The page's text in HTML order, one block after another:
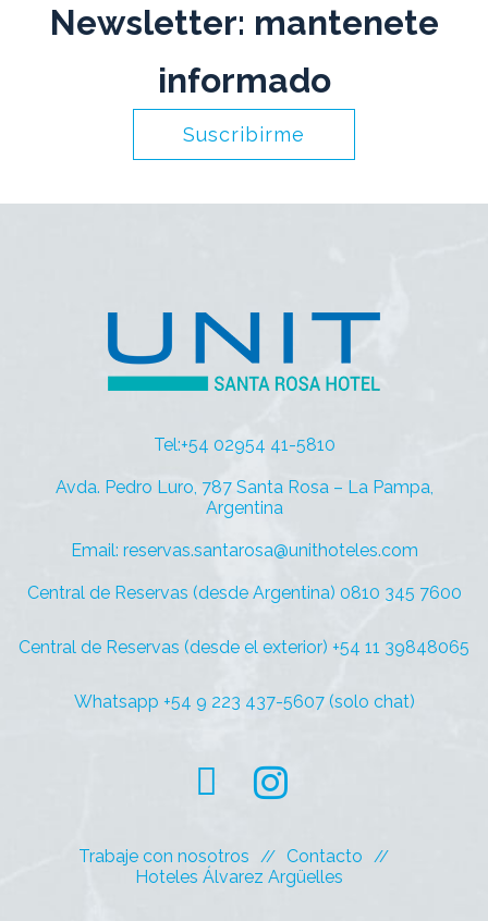
Newsletter: mantenete
informado
Suscribirme
Tel:+54 02954 41-5810
Avda. Pedro Luro, 787 Santa Rosa – La Pampa,
Argentina
Email: reservas.santarosa@unithoteles.com
Central de Reservas (desde Argentina) 0810 345 7600
Central de Reservas (desde el exterior) +54 11 39848065
Whatsapp +54 9 223 437-5607 (solo chat)
Trabaje con nosotros
Contacto
Hoteles Álvarez Argüelles